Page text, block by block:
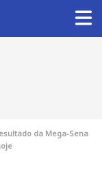
da Mega-Sena